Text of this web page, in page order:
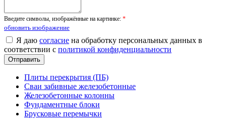
Введите символы, изображённые на картинке: *
обновить изображение
Я даю согласие на обработку персональных данных в
соответствии с политикой конфиденциальности
Плиты перекрытия (ПБ)
Сваи забивные железобетонные
Железобетонные колонны
Фундаментные блоки
Брусковые перемычки